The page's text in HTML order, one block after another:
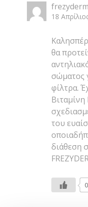
frezyderm
18
θα
σώματος
φίλτρα.
Βιταμίνη
του
διάθεση
0